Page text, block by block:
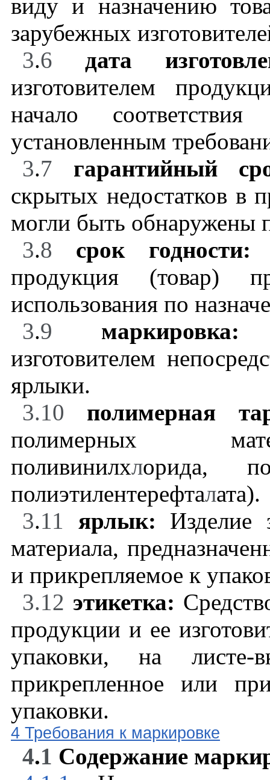
виду и назначению
зарубежных
3.6
дата
изготовителем
начало
установленным
3.7
гарантийный
скрытых недостатков в
могли быть обнаружены
3.8
срок
продукция (товар)
использования по
3.9
изготовителем
ярлыки.
3.10
полимерная
полимерных
поливинилхлорида,
полиэтилентерефталата).
3.11 ярлык: Изделие
материала,
и прикрепляемое к
3.12 этикетка:
продукции и ее
упаковки, на
прикрепленное или
упаковки.
4 Требования к маркировке
4.1 Содержание